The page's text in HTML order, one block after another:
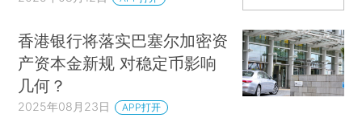
香港银行将落实巴塞尔加密资
产资本金新规 对稳定币影响
几何？
2025年08月23日 APP打开